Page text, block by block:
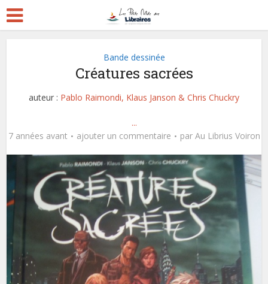
Bande dessinée
Créatures sacrées
auteur : Pablo Raimondi, Klaus Janson & Chris Chuckry
...
7 années avant
ajouter un commentaire par Au Librius Voiron